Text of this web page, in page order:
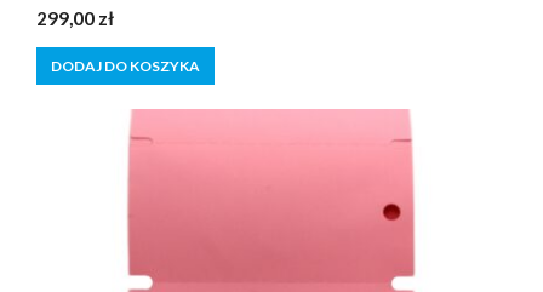
0
z
5
299,00 zł
DODAJ DO KOSZYKA